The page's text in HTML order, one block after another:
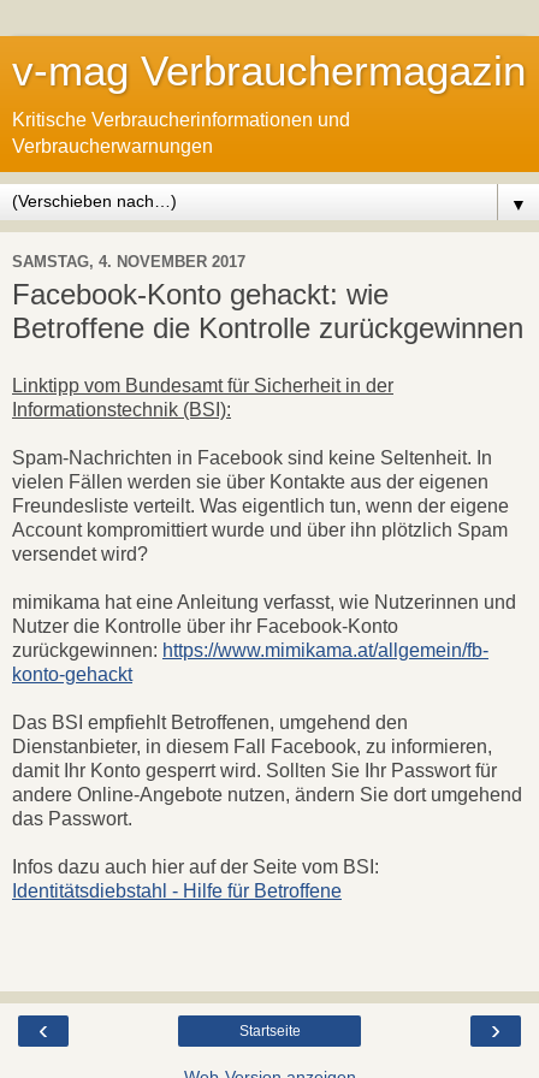
v-mag Verbrauchermagazin
Kritische Verbraucherinformationen und
Verbraucherwarnungen
▼
SAMSTAG, 4. NOVEMBER 2017
Facebook-Konto gehackt: wie
Betroffene die Kontrolle zurückgewinnen
Linktipp vom Bundesamt für Sicherheit in der
Informationstechnik (BSI):
Spam-Nachrichten in Facebook sind keine Seltenheit. In
vielen Fällen werden sie über Kontakte aus der eigenen
Freundesliste verteilt. Was eigentlich tun, wenn der eigene
Account kompromittiert wurde und über ihn plötzlich Spam
versendet wird?
mimikama hat eine Anleitung verfasst, wie Nutzerinnen und
Nutzer die Kontrolle über ihr Facebook-Konto
zurückgewinnen: https://www.mimikama.at/allgemein/fb-
konto-gehackt
Das BSI empfiehlt Betroffenen, umgehend den
Dienstanbieter, in diesem Fall Facebook, zu informieren,
damit Ihr Konto gesperrt wird. Sollten Sie Ihr Passwort für
andere Online-Angebote nutzen, ändern Sie dort umgehend
das Passwort.
Infos dazu auch hier auf der Seite vom BSI:
Identitätsdiebstahl - Hilfe für Betroffene
‹ ›
Startseite